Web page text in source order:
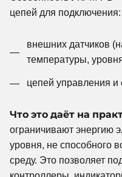
цепей для подключения:
внешних датчиков
температуры,
цепей управления и
Что это даёт на
ограничивают энергию
уровня, не способного
среду. Это позволяет